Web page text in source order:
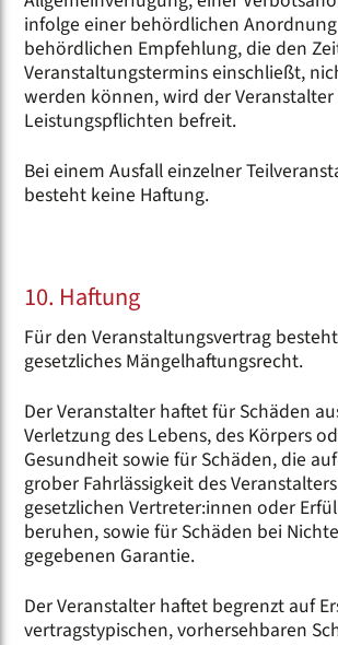
infolge einer behördlichen
behördlichen Empfehlung, die den
Veranstaltungstermins einschließt,
werden können, wird der Veranstalter
Leistungspflichten befreit.
Bei einem Ausfall einzelner
besteht keine Haftung.
10. Haftung
Für den Veranstaltungsvertrag
gesetzliches Mängelhaftungsrecht.
Der Veranstalter haftet für Schäden
Verletzung des Lebens, des Körpers
Gesundheit sowie für Schäden, die
grober Fahrlässigkeit des
gesetzlichen Vertreter:innen oder
beruhen, sowie für Schäden bei
gegebenen Garantie.
Der Veranstalter haftet begrenzt auf
vertragstypischen, vorhersehbaren